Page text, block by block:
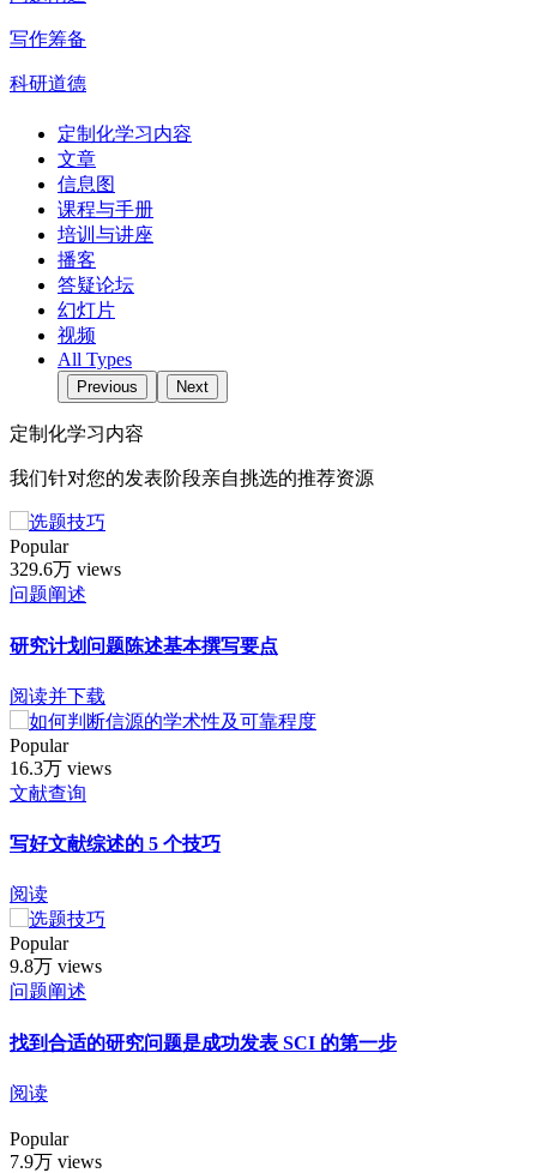
写作筹备
科研道德
定制化学习内容
文章
信息图
课程与手册
培训与讲座
播客
答疑论坛
幻灯片
视频
All Types
Previous Next
定制化学习内容
我们针对您的发表阶段亲自挑选的推荐资源
Popular
329.6万 views
问题阐述
研究计划问题陈述基本撰写要点
阅读并下载
Popular
16.3万 views
文献查询
写好文献综述的 5 个技巧
阅读
Popular
9.8万 views
问题阐述
找到合适的研究问题是成功发表 SCI 的第一步
阅读
Popular
7.9万 views